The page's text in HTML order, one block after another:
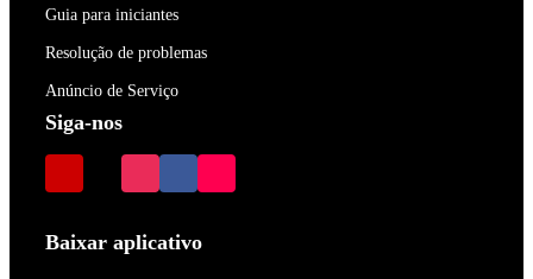
Guia para iniciantes
Resolução de problemas
Anúncio de Serviço
Siga-nos
Baixar aplicativo